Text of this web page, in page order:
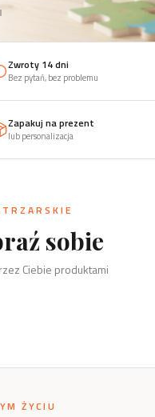
Zwroty 14 dni
Bez pytań, bez problemu
Zapakuj na prezent
lub personalizacja
sobie
Ciebie produktami
ŻYCIU